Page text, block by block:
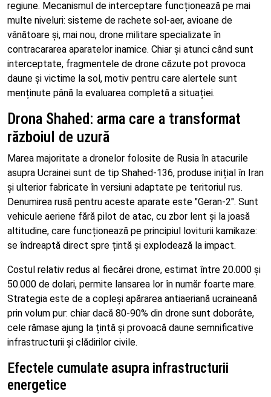
regiune. Mecanismul de interceptare funcționează pe mai
multe niveluri: sisteme de rachete sol-aer, avioane de
vânătoare și, mai nou, drone militare specializate în
contracararea aparatelor inamice. Chiar și atunci când sunt
interceptate, fragmentele de drone căzute pot provoca
daune și victime la sol, motiv pentru care alertele sunt
menținute până la evaluarea completă a situației.
Drona Shahed: arma care a transformat
războiul de uzură
Marea majoritate a dronelor folosite de Rusia în atacurile
asupra Ucrainei sunt de tip Shahed-136, produse inițial în Iran
și ulterior fabricate în versiuni adaptate pe teritoriul rus.
Denumirea rusă pentru aceste aparate este "Geran-2". Sunt
vehicule aeriene fără pilot de atac, cu zbor lent și la joasă
altitudine, care funcționează pe principiul loviturii kamikaze:
se îndreaptă direct spre țintă și explodează la impact.
Costul relativ redus al fiecărei drone, estimat între 20.000 și
50.000 de dolari, permite lansarea lor în număr foarte mare.
Strategia este de a copleși apărarea antiaeriană ucraineană
prin volum pur: chiar dacă 80-90% din drone sunt doborâte,
cele rămase ajung la țintă și provoacă daune semnificative
infrastructurii și clădirilor civile.
Efectele cumulate asupra infrastructurii
energetice